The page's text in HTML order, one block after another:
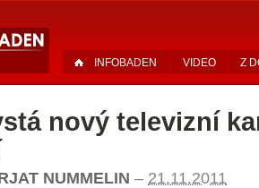
INFOBADEN VIDEO Z
nový televizní
NUMMELIN – 21.11.2011